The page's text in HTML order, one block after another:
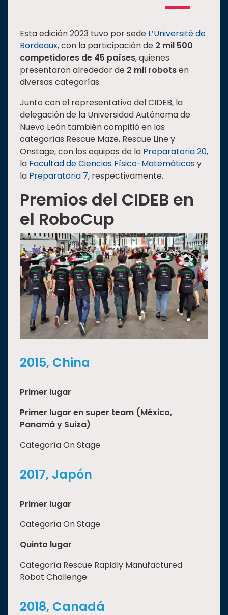
Esta edición 2023 tuvo por sede L’Université de
Bordeaux, con la participación de 2 mil 500
competidores de 45 países, quienes
presentaron alrededor de 2 mil robotsen
diversas categorías.
Junto con el representativo del CIDEB, la
delegación de la Universidad Autónoma de
Nuevo León también compitió en las
categorías Rescue Maze, Rescue Line y
Onstage, con los equipos de la Preparatoria 20,
la Facultad de Ciencias Físico-Matemáticasy
la Preparatoria 7, respectivamente.
Premios del CIDEB en
el RoboCup
2015, China
Primer lugar
Primer lugar en super team (México,
Panamá y Suiza)
Categoría On Stage
2017, Japón
Primer lugar
Categoría On Stage
Quinto lugar
Categoría Rescue Rapidly Manufactured
Robot Challenge
2018, Canadá